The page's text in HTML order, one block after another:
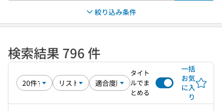
絞り込み条件
検索結果 796 件
タイト
ルでま
とめる
一括
お気
に入
り